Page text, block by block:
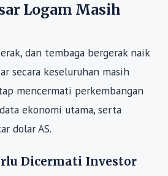
Logam Masih
dan tembaga bergerak naik
secara keseluruhan masih
mencermati perkembangan
ekonomi utama, serta
dolar AS.
Dicermati Investor